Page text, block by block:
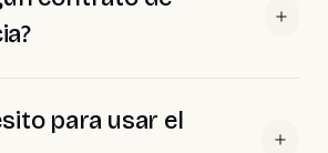
para usar el